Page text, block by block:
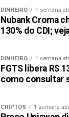
DINHEIRO 1 semana
Nubank Croma
130% do CDI;
DINHEIRO 1 semana
FGTS libera R$
como consultar
CRIPTOS 1 semana